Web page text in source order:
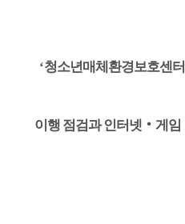
‘청소년매체환경보호센터
이행 점검과 인터넷 ‧ 게임